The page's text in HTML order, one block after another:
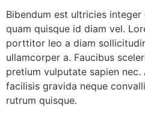
Bibendum est ultricies integer
quam quisque id diam vel.
porttitor leo a diam
ullamcorper a. Faucibus
pretium vulputate sapien
facilisis gravida neque
rutrum quisque.